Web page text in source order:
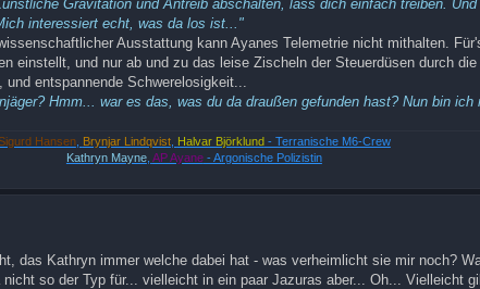
Gravitation und Antreib abschalten, lass dich einfach treiben.
interessiert echt, was da los ist..."
Ausstattung kann Ayanes Telemetrie nicht mithalten.
einstellt, und nur ab und zu das leise Zischeln der Steuerdüsen durch
entspannende Schwerelosigkeit...
Hmm... war es das, was du da draußen gefunden hast? Nun bin ich
Hansen, Brynjar Lindqvist, Halvar Björklund - Terranische M6-Crew
Kathryn Mayne, AP Ayane- Argonische Polizistin
das Kathryn immer welche dabei hat - was verheimlicht sie mir noch?
so der Typ für... vielleicht in ein paar Jazuras aber... Oh... Vielleicht